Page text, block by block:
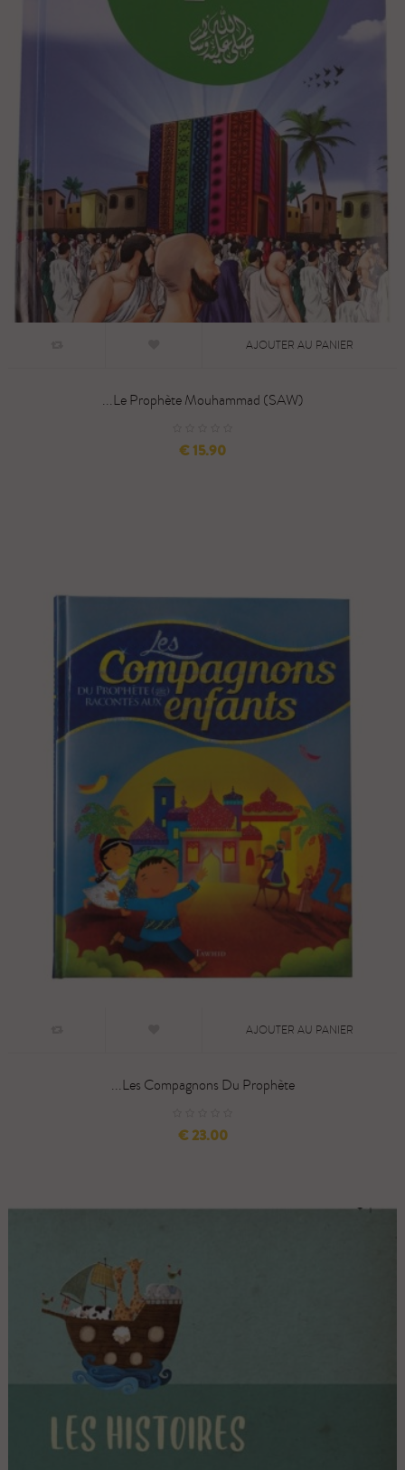
AJOUTER AU PANIER
Le Prophète Mouhammad (SAW)...
السعر
15.90 €
AJOUTER AU PANIER
Les Compagnons Du Prophète...
السعر
23.00 €